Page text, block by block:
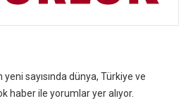
sayısında dünya, Türkiye ve
haber ile yorumlar yer alıyor.